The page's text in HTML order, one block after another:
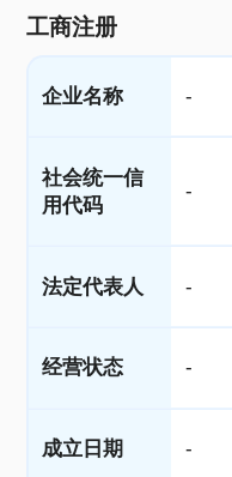
工商注册
企业名称 -
社会统一信
用代码
-
法定代表人 -
经营状态 -
成立日期 -